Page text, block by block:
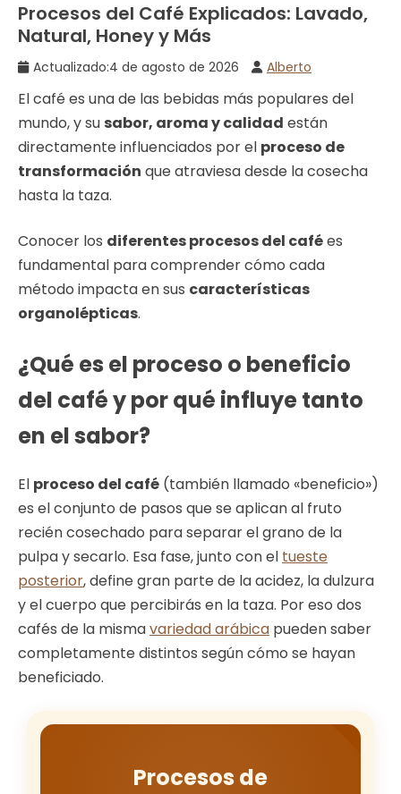
Procesos del Café Explicados: Lavado,
Natural, Honey y Más
Actualizado:4 de agosto de 2026 Alberto
El café es una de las bebidas más populares del
mundo, y su sabor, aroma y calidad están
directamente influenciados por el proceso de
transformación que atraviesa desde la cosecha
hasta la taza.
Conocer los diferentes procesos del cafées
fundamental para comprender cómo cada
método impacta en sus características
organolépticas.
¿Qué es el proceso o beneficio
del café y por qué influye tanto
en el sabor?
El proceso del café (también llamado «beneficio»)
es el conjunto de pasos que se aplican al fruto
recién cosechado para separar el grano de la
pulpa y secarlo. Esa fase, junto con el tueste
posterior, define gran parte de la acidez, la dulzura
y el cuerpo que percibirás en la taza. Por eso dos
cafés de la mismavariedad arábica pueden saber
completamente distintos según cómo se hayan
beneficiado.
Procesos de